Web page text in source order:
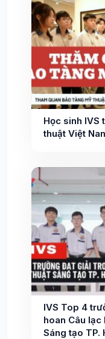
Học sinh IVS
thuật Việt
IVS Top 4
hoan Câu
Sáng tạo TP.